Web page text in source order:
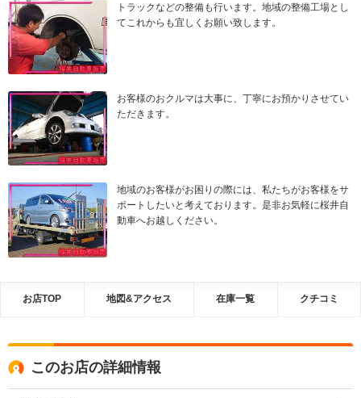
トラックなどの整備も行います。地域の整備工場とし
てこれからも宜しくお願い致します。
お客様のおクルマは大事に、丁寧にお預かりさせてい
ただきます。
地域のお客様がお困りの際には、私たちがお客様をサ
ポートしたいと考えております。是非お気軽に桜井自
動車へお越しください。
お店TOP 地図&アクセス 在庫一覧 クチコミ
このお店の詳細情報